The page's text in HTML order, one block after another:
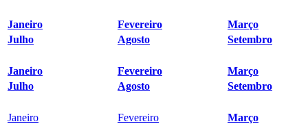
Janeiro Fevereiro
Março
Julho
Agosto Setembro
Janeiro Fevereiro
Março
Julho
Agosto Setembro
Janeiro Fevereiro
Março